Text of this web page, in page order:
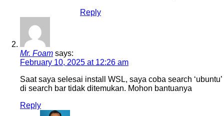
Reply
Mr. Foam says:
February 10, 2025 at 12:26 am
Saat saya selesai install WSL, saya coba search ‘ubuntu’
di search bar tidak ditemukan. Mohon bantuanya
Reply